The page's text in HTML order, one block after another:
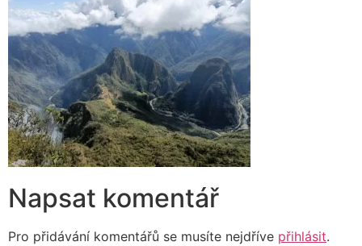
Napsat komentář
Pro přidávání komentářů se musíte nejdříve přihlásit.